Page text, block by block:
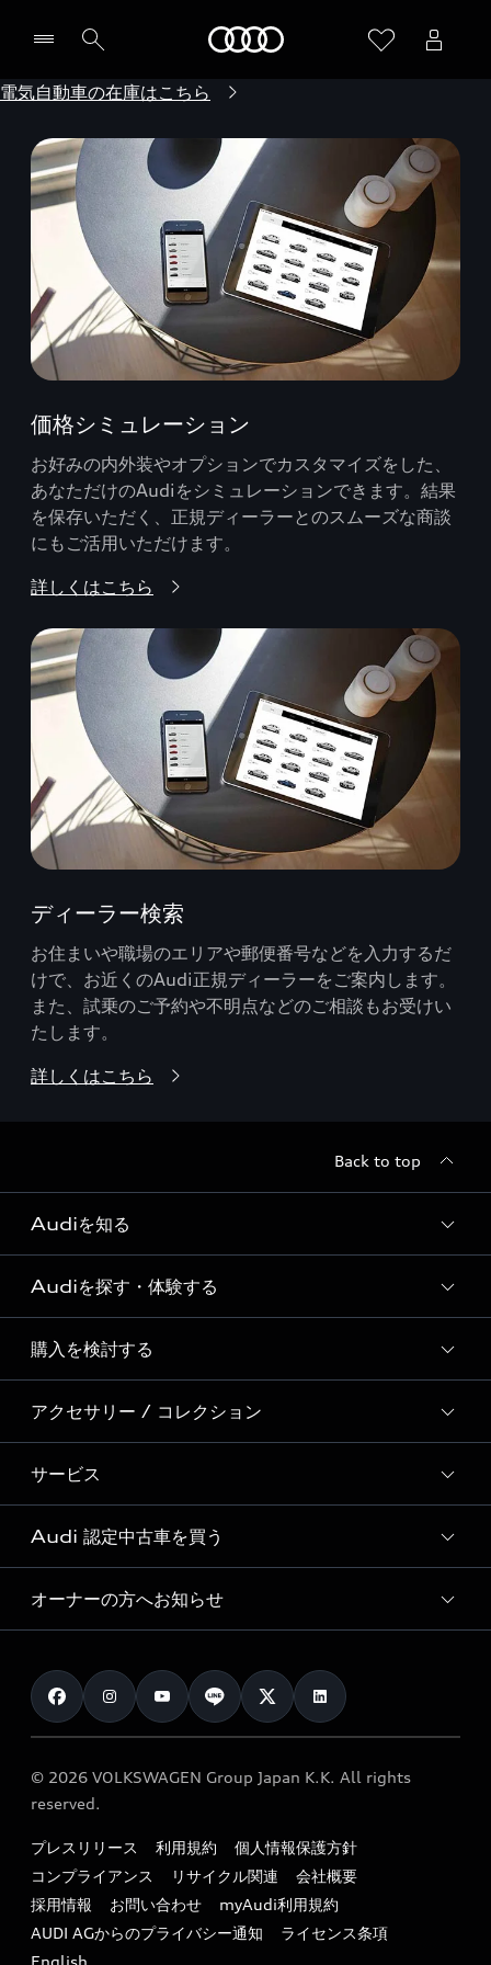
電気自動車の在庫はこちら
価格シミュレーション
お好みの内外装やオプションでカスタマイズをした、
あなただけのAudiをシミュレーションできます。結果
を保存いただく、正規ディーラーとのスムーズな商談
にもご活用いただけます。
詳しくはこちら
ディーラー検索
お住まいや職場のエリアや郵便番号などを入力するだ
けで、お近くのAudi正規ディーラーをご案内します。
また、試乗のご予約や不明点などのご相談もお受けい
たします。
詳しくはこちら
Back to top
Audiを知る
Audi ブランド
Story of Progress
Audi Sport
Formula 1®
デジタルサービス
Audiを探す・体験する
ディーラー検索
新車在庫検索
試乗車・展示車検索
見積り依頼
試乗予約
購入を検討する
モデル一覧
特別仕様モデル / 限定モデル
e-tronラインアップ
価格シミュレーション
車両比較
カタログ一覧
アクセサリー / コレクション
純正アクセサリー
オンラインショップ
Audi collection
アウディナビアプリ
サービス
サービス入庫予約
サービスプログラム
メンテナンス
車検 / 定期点検
e-tronアフターサポート
myAudi
Audi 認定中古車を買う
Audi認定中古車
クオリティ
保証
メンテナンス
ファイナンス
キャンペーン / イベント
買取査定
オーナーの方へお知らせ
お知らせ
オーナー様向けキャンペーン
特定整備適用車一覧
リサイクル法
よくある質問（FAQ）
© 2026 VOLKSWAGEN Group Japan K.K. All rights
reserved.
プレスリリース 利用規約
個人情報保護方針
コンプライアンス
リサイクル関連
会社概要
採用情報
お問い合わせ
myAudi利用規約
AUDI AGからのプライバシー通知
ライセンス条項
English